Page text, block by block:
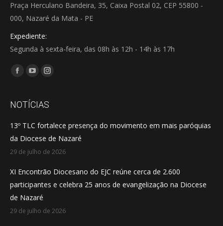
Praça Herculano Bandeira, 35, Caixa Postal 02, CEP 55800 -
000, Nazaré da Mata - PE
Expediente:
Segunda à sexta-feira, das 08h às 12h - 14h às 17h
Encontre-nos em:
Facebook
opens
new
window
YouTube
opens
new
window
Instagram
opens
new
window
NOTÍCIAS
13º TLC fortalece presença do movimento em mais paróquias
da Diocese de Nazaré
29 de julho de 2026
XI Encontrão Diocesano do EJC reúne cerca de 2.600
participantes e celebra 25 anos de evangelização na Diocese
de Nazaré
29 de julho de 2026